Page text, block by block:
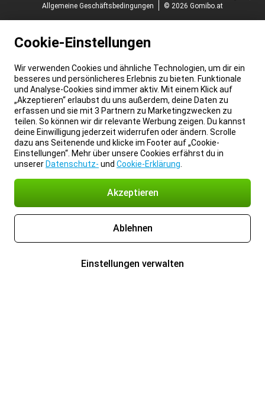
Allgemeine Geschäftsbedingungen
© 2026 Gomibo.at
Cookie-Einstellungen
Wir verwenden Cookies und ähnliche Technologien, um dir ein
besseres und persönlicheres Erlebnis zu bieten. Funktionale
und Analyse-Cookies sind immer aktiv. Mit einem Klick auf
„Akzeptieren“ erlaubst du uns außerdem, deine Daten zu
erfassen und sie mit 3 Partnern zu Marketingzwecken zu
teilen. So können wir dir relevante Werbung zeigen. Du kannst
deine Einwilligung jederzeit widerrufen oder ändern. Scrolle
dazu ans Seitenende und klicke im Footer auf „Cookie-
Einstellungen“. Mehr über unsere Cookies erfährst du in
unserer Datenschutz- und Cookie-Erklärung
Akzeptieren
Ablehnen
Einstellungen verwalten